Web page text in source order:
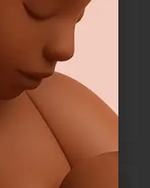
bienfaits
C’est un